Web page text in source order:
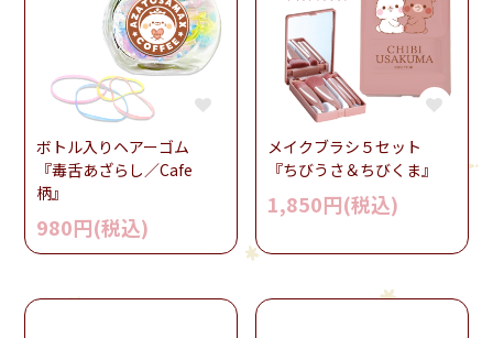
ボトル入りヘアーゴム
『毒舌あざらし／Cafe
柄』
980円(税込)
メイクブラシ５セット
『ちびうさ＆ちびくま』
1,850円(税込)